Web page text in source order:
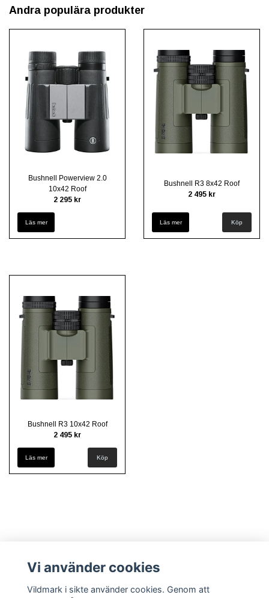
Andra populära produkter
Bushnell Powerview 2.0
10x42 Roof
2 295 kr
Läs mer
Bushnell R3 8x42 Roof
2 495 kr
Läs mer
Bushnell R3 10x42 Roof
2 495 kr
Läs mer
Vi använder cookies
Vildmark i sikte använder cookies. Genom att